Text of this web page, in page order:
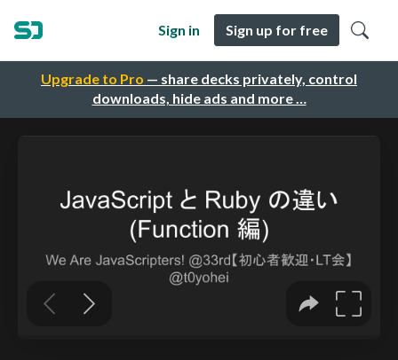
Upgrade to Pro — share decks privately, control
downloads, hide ads and more …
Sign in Sign up for free